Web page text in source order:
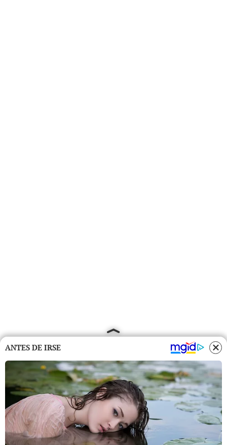
ANTES DE IRSE